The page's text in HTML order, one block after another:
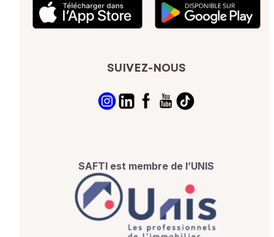
SUIVEZ-NOUS
SAFTI est membre de l’UNIS